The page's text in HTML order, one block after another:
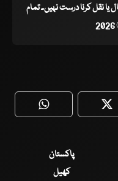
نقل کرنا درست نہیں۔ تمام
WhatsApp
پاکستان
کھیل